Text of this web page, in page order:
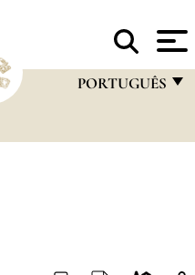
PORTUGUÊS